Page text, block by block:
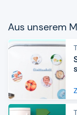
Aus unse­rem